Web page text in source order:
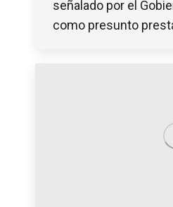
señalado por el
como presunto